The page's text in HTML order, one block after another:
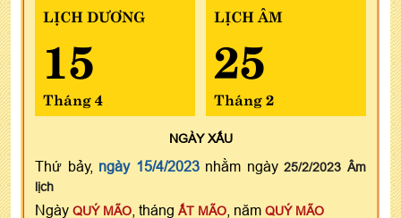
LỊCH DƯƠNG
15
Tháng 4
LỊCH ÂM
25
Tháng 2
NGÀYXẤU
Thứ bảy, ngày 15/4/2023nhằm ngày25/2/2023 Âm
lịch
Ngày QUÝ MÃO , tháng ẤT MÃO , năm QUÝ MÃO